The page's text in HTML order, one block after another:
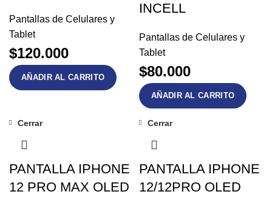
Pantallas de Celulares y
Tablet
$120.000
AÑADIR AL CARRITO
INCELL
Pantallas de Celulares y
Tablet
$80.000
AÑADIR AL CARRITO
Cerrar
PANTALLA IPHONE
12 PRO MAX OLED
Cerrar
PANTALLA IPHONE
12/12PRO OLED